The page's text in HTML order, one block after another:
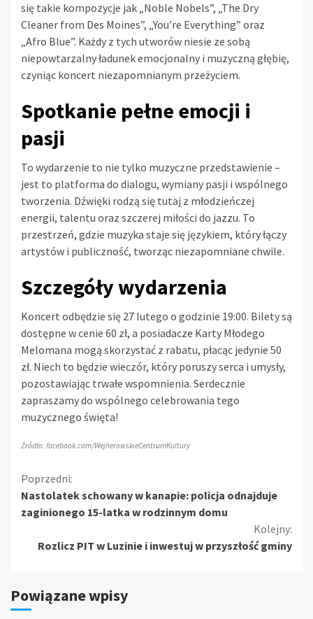
się takie kompozycje jak „Noble Nobels”, „The Dry
Cleaner from Des Moines”, „You’re Everything” oraz
„Afro Blue”. Każdy z tych utworów niesie ze sobą
niepowtarzalny ładunek emocjonalny i muzyczną głębię,
czyniąc koncert niezapomnianym przeżyciem.
Spotkanie pełne emocji i
pasji
To wydarzenie to nie tylko muzyczne przedstawienie –
jest to platforma do dialogu, wymiany pasji i wspólnego
tworzenia. Dźwięki rodzą się tutaj z młodzieńczej
energii, talentu oraz szczerej miłości do jazzu. To
przestrzeń, gdzie muzyka staje się językiem, który łączy
artystów i publiczność, tworząc niezapomniane chwile.
Szczegóły wydarzenia
Koncert odbędzie się 27 lutego o godzinie 19:00. Bilety są
dostępne w cenie 60 zł, a posiadacze Karty Młodego
Melomana mogą skorzystać z rabatu, płacąc jedynie 50
zł. Niech to będzie wieczór, który poruszy serca i umysły,
pozostawiając trwałe wspomnienia. Serdecznie
zapraszamy do wspólnego celebrowania tego
muzycznego święta!
Źródło: facebook.com/WejherowskieCentrumKultury
Kontynuuj
czytanie
Poprzedni:
Nastolatek schowany w kanapie: policja odnajduje
zaginionego 15-latka w rodzinnym domu
Kolejny:
Rozlicz PIT w Luzinie i inwestuj w przyszłość gminy
Powiązane wpisy